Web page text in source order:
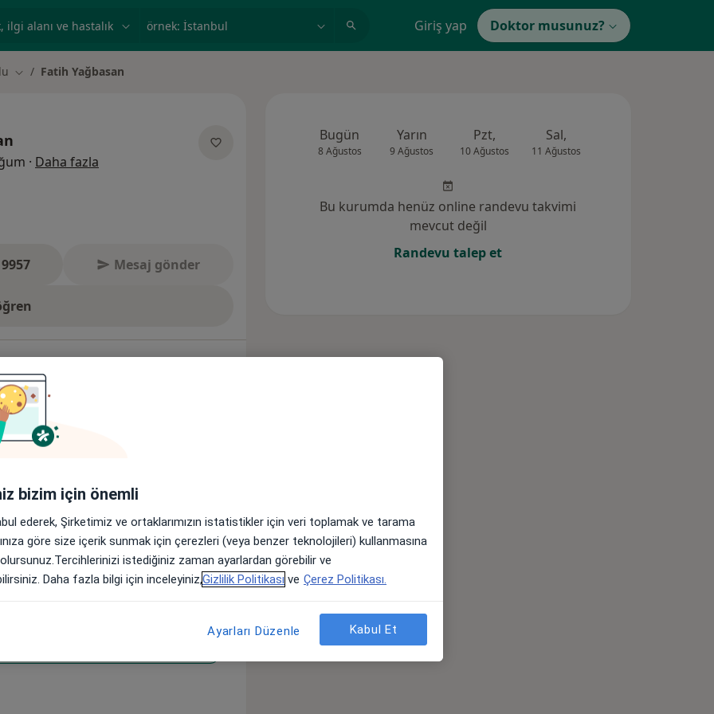
örnek: İstanbul Giriş yap Doktor musunuz?
Şehir değiştir
Fatih Yağbasan
· Daha fazla
Mesaj gönder
Adresler Görüşler (54)
derece
aldı. Eskişehir Osmangazi
oldu. ilk çalışma yeri 3 yıl
hastanesinde Başhekim olarak
Erbakan Üniversitesi Meram Tıp
dalında uzmanlığını
Tunceli Devlet Hastanesinde 2
CPD group ve QULAIFI approved
Bugün
8 Ağustos
Yarın
9 Ağustos
Pzt,
10 Ağustos
Sal,
11 Ağustos
Bu kurumda henüz online randevu takvimi
mevcut değil
Randevu talep et
bizim için önemli
ederek, Şirketimiz ve ortaklarımızın istatistikler için veri toplamak ve tarama
göre size içerik sunmak için çerezleri (veya benzer teknolojileri) kullanmasına
istediğiniz zaman ayarlardan görebilir ve
Daha fazla bilgi için inceleyiniz,Gizlilik Politikası ve Çerez Politikası.
Ayarları Düzenle Kabul Et